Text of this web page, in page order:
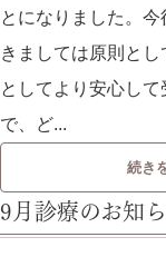
とになりました。
きましては原則と
としてより安心し
で、ど...
続き
9月診療のお知